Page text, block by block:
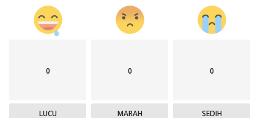
0
LUCU
0
MARAH
0
SEDIH